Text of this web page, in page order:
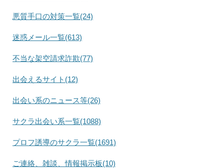
悪質手口の対策一覧(24)
迷惑メール一覧(613)
不当な架空請求詐欺(77)
出会えるサイト(12)
出会い系のニュース等(26)
サクラ出会い系一覧(1088)
プロフ誘導のサクラ一覧(1691)
ご連絡、雑談、情報掲示板(10)